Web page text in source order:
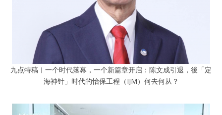
九点特稿︱一个时代落幕，一个新篇章开启：陈文成引退，後「定
海神针」时代的怡保工程（IJM）何去何从？